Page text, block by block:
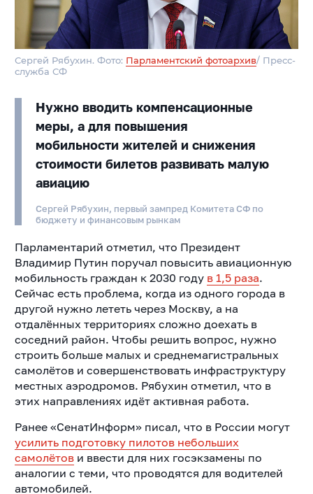
Сергей Рябухин. Фото: Парламентский фотоархив/ Пресс-
служба СФ
Нужно вводить компенсационные
меры, а для повышения
мобильности жителей и снижения
стоимости билетов развивать малую
авиацию
Сергей Рябухин, первый зампред Комитета СФ по
бюджету и финансовым рынкам
Парламентарий отметил, что Президент
Владимир Путин поручал повысить авиационную
мобильность граждан к 2030 году в 1,5 раза.
Сейчас есть проблема, когда из одного города в
другой нужно лететь через Москву, а на
отдалённых территориях сложно доехать в
соседний район. Чтобы решить вопрос, нужно
строить больше малых и среднемагистральных
самолётов и совершенствовать инфраструктуру
местных аэродромов. Рябухин отметил, что в
этих направлениях идёт активная работа.
Ранее «СенатИнформ» писал, что в России могут
усилить подготовку пилотов небольших
самолётови ввести для них госэкзамены по
аналогии с теми, что проводятся для водителей
автомобилей.